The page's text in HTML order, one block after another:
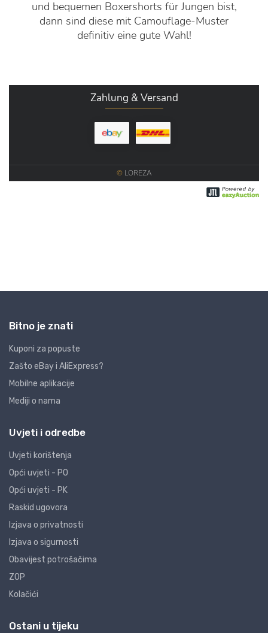
Bitno je znati
Kuponi za popuste
Zašto eBay i AliExpress?
Mobilne aplikacije
Mediji o nama
Uvjeti i odredbe
Uvjeti korištenja
Opći uvjeti - PO
Opći uvjeti - PK
Raskid ugovora
Izjava o privatnosti
Izjava o sigurnosti
Obavijest potrošačima
ZOP
Kolačići
Ostani u tijeku